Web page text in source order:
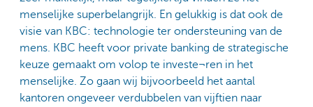
menselijke superbelangrijk. En gelukkig is dat ook de
visie van KBC: technologie ter ondersteuning van de
mens. KBC heeft voor private banking de strategische
keuze gemaakt om volop te investe¬ren in het
menselijke. Zo gaan wij bijvoorbeeld het aantal
kantoren ongeveer verdubbelen van vijftien naar